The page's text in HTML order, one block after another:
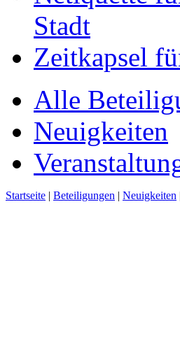
Stadt
Zeitkapsel
Alle
Neuigkeiten
Startseite | Beteiligungen | Neuigkeiten